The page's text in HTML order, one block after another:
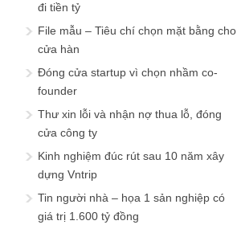
đi tiền tỷ
File mẫu – Tiêu chí chọn mặt bằng cho
cửa hàn
Đóng cửa startup vì chọn nhầm co-
founder
Thư xin lỗi và nhận nợ thua lỗ, đóng
cửa công ty
Kinh nghiệm đúc rút sau 10 năm xây
dựng Vntrip
Tin người nhà – họa 1 sản nghiệp có
giá trị 1.600 tỷ đồng